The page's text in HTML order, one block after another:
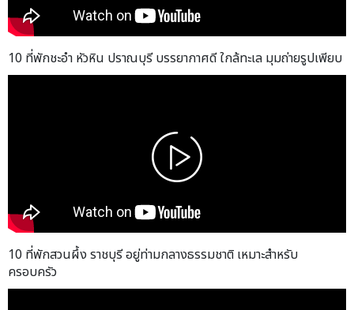
10 ที่พักชะอำ หัวหิน ปราณบุรี บรรยากาศดี ใกล้ทะเล มุมถ่ายรูปเพียบ
10 ที่พักสวนผึ้ง ราชบุรี อยู่ท่ามกลางธรรมชาติ เหมาะสำหรับ
ครอบครัว